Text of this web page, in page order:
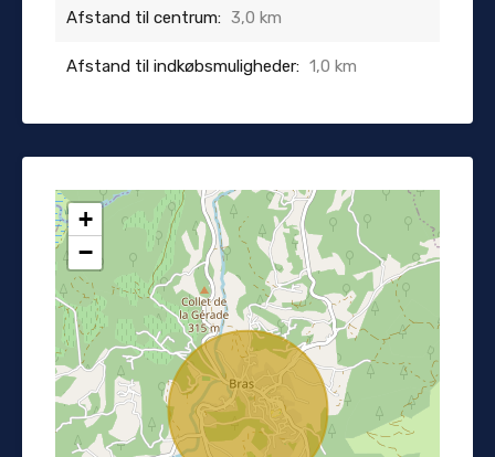
Afstand til centrum: 3,0 km
Afstand til indkøbsmuligheder: 1,0 km
+
−